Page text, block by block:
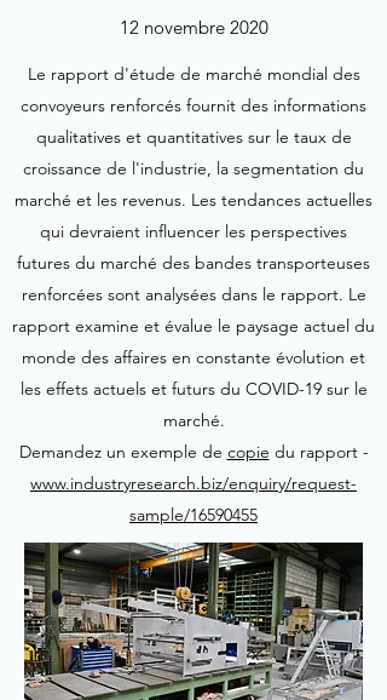
12 novembre 2020
Le rapport d'étude de marché mondial des
convoyeurs renforcés fournit des informations
qualitatives et quantitatives sur le taux de
croissance de l'industrie, la segmentation du
marché et les revenus. Les tendances actuelles
qui devraient influencer les perspectives
futures du marché des bandes transporteuses
renforcées sont analysées dans le rapport. Le
rapport examine et évalue le paysage actuel du
monde des affaires en constante évolution et
les effets actuels et futurs du COVID-19 sur le
marché.
Demandez un exemple de copie du rapport -
www.industryresearch.biz/enquiry/request-
sample/16590455